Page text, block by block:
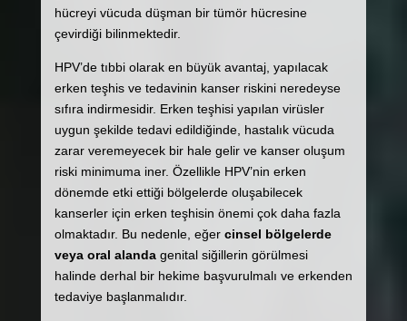
hücreyi vücuda düşman bir tümör hücresine
çevirdiği bilinmektedir.
HPV’de tıbbi olarak en büyük avantaj, yapılacak
erken teşhis ve tedavinin kanser riskini neredeyse
sıfıra indirmesidir. Erken teşhisi yapılan virüsler
uygun şekilde tedavi edildiğinde, hastalık vücuda
zarar veremeyecek bir hale gelir ve kanser oluşum
riski minimuma iner. Özellikle HPV’nin erken
dönemde etki ettiği bölgelerde oluşabilecek
kanserler için erken teşhisin önemi çok daha fazla
olmaktadır. Bu nedenle, eğer cinsel bölgelerde
veya oral alandagenital siğillerin görülmesi
halinde derhal bir hekime başvurulmalı ve erkenden
tedaviye başlanmalıdır.